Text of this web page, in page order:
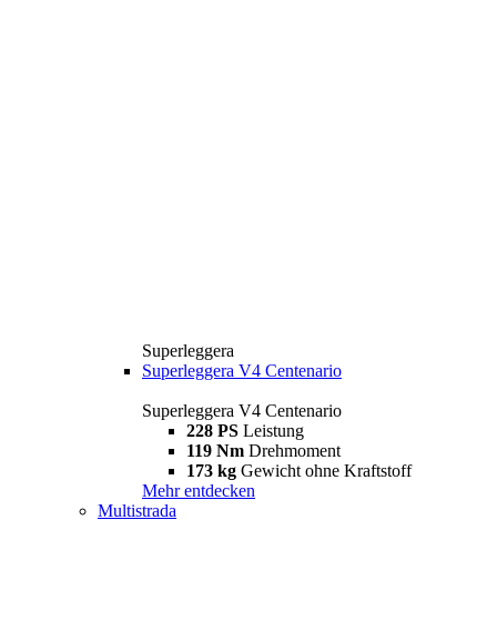
Superleggera
Superleggera V4 Centenario
Superleggera V4 Centenario
228 PS Leistung
119 Nm Drehmoment
173 kg Gewicht ohne Kraftstoff
Mehr entdecken
Multistrada